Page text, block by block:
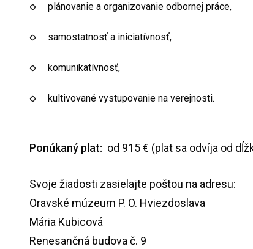
plánovanie a organizovanie odbornej práce,
samostatnosť a iniciatívnosť,
komunikatívnosť,
kultivované vystupovanie na verejnosti.
Ponúkaný plat: od 915 € (plat sa odvíja od
Svoje žiadosti zasielajte poštou na adresu:
Oravské múzeum P. O. Hviezdoslava
Mária Kubicová
Renesančná budova č. 9